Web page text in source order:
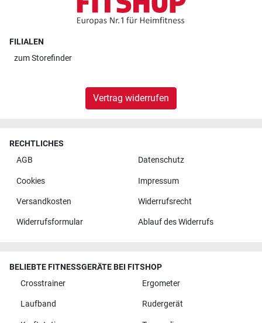
FILIALEN
zumStorefinder
Vertrag widerrufen
RECHTLICHES
AGB
Datenschutz
Cookies Impressum
Versandkosten Widerrufsrecht
Widerrufsformular Ablauf des Widerrufs
BELIEBTE FITNESSGERÄTE BEI FITSHOP
Crosstrainer
Ergometer
Laufband Rudergerät